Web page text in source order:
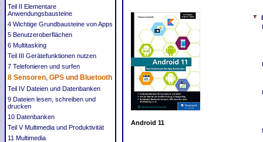
Teil II Elementare
Anwendungsbausteine
4 Wichtige Grundbausteine von Apps
5 Benutzeroberflächen
6 Multitasking
Teil III Gerätefunktionen nutzen
7 Telefonieren und surfen
8 Sensoren, GPS und Bluetooth
Teil IV Dateien und Datenbanken
9 Dateien lesen, schreiben und
drucken
10 Datenbanken
Teil V Multimedia und Produktivität
11 Multimedia
Android 11